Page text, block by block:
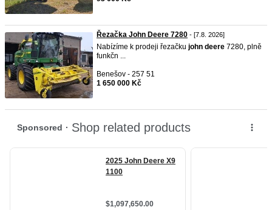
Řezačka John Deere 7280 - [7.8. 2026]
Nabízíme k prodeji řezačku john deere 7280, plně
funkčn ...
Benešov - 257 51
1 650 000 Kč